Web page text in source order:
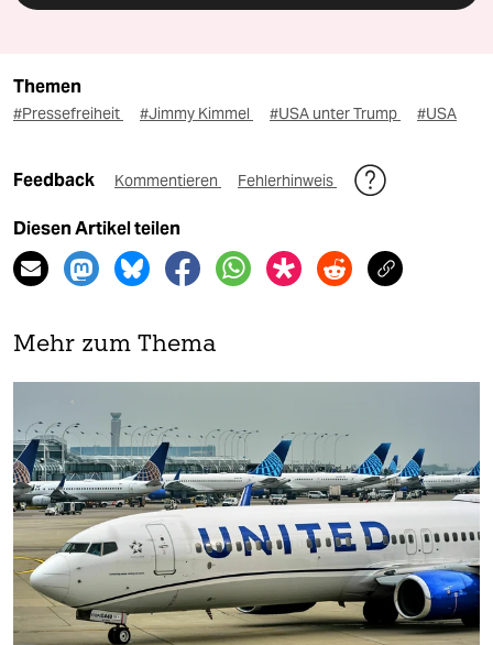
Themen
#Pressefreiheit #Jimmy Kimmel #USA unter Trump #USA
Feedback Kommentieren Fehlerhinweis
Diesen Artikel teilen
Mehr zum Thema